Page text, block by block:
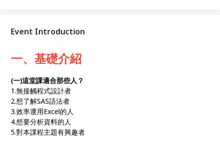
差、相關性等描述性統計分析，使用SAS進行簡單及多
Event Introduction
一、基礎介紹
(一)這堂課適合那些人？
1.無接觸程式設計者
2.想了解SAS語法者
3.效率運用Excel的人
4.想要分析資料的人
5.對本課程主題有興趣者